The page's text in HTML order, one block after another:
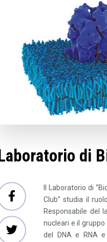
Laboratorio di
Il Laboratorio di
Club” studia il
Responsabile del
nucleari e il
del DNA e RNA